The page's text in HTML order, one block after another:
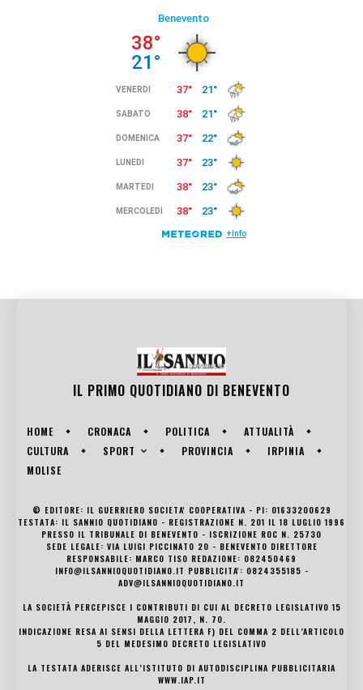
IL PRIMO QUOTIDIANO DI BENEVENTO
HOME CRONACA POLITICA
ATTUALITÀ
CULTURA
SPORT PROVINCIA
IRPINIA
MOLISE
© EDITORE: IL GUERRIERO SOCIETA' COOPERATIVA - PI: 01633200629
TESTATA: IL SANNIO QUOTIDIANO - REGISTRAZIONE N. 201 IL 18 LUGLIO 1996
PRESSO IL TRIBUNALE DI BENEVENTO - ISCRIZIONE ROC N. 25730
SEDE LEGALE: VIA LUIGI PICCINATO 20 - BENEVENTO DIRETTORE
RESPONSABILE: MARCO TISO REDAZIONE: 082450469
INFO@ILSANNIOQUOTIDIANO.IT PUBBLICITA': 0824355185 -
ADV@ILSANNIOQUOTIDIANO.IT
LA SOCIETÀ PERCEPISCE I CONTRIBUTI DI CUI AL DECRETO LEGISLATIVO 15
MAGGIO 2017, N. 70.
INDICAZIONE RESA AI SENSI DELLA LETTERA F) DEL COMMA 2 DELL’ARTICOLO
5 DEL MEDESIMO DECRETO LEGISLATIVO
LA TESTATA ADERISCE ALL’ISTITUTO DI AUTODISCIPLINA PUBBLICITARIA
WWW.IAP.IT